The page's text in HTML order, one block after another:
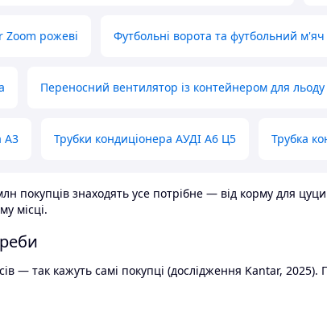
Zoom рожеві Футбольні ворота та футбольний м'яч
Переносний вентилятор із контейнером для льоду
А3 Трубки кондиціонера АУДІ А6 Ц5 Трубка
знаходять усе потрібне — від корму для
місці.
— так кажуть самі покупці (дослідження Kantar, 2025).